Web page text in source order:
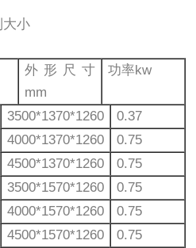
大小
外形尺寸
mm
功率kw
3500*1370*1260
0.37
4000*1370*1260
0.75
4500*1370*1260
0.75
3500*1570*1260
0.75
4000*1570*1260
0.75
4500*1570*1260
0.75